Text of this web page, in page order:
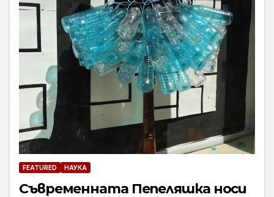
FEATURED НАУКА
Съвременната Пепеляшка носи